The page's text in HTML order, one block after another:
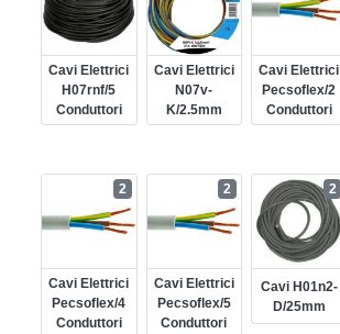
Cavi Elettrici
H07rnf/5
Conduttori
Cavi Elettrici
N07v-
K/2.5mm
Cavi Elettrici
Pecsoflex/2
Conduttori
Cavi Elettrici
Pecsoflex/4
Conduttori
2
Cavi Elettrici
Pecsoflex/5
Conduttori
2
Cavi H01n2-
D/25mm
2